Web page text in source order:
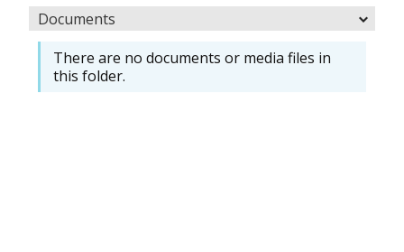
Documents
There are no documents or media files in
this folder.